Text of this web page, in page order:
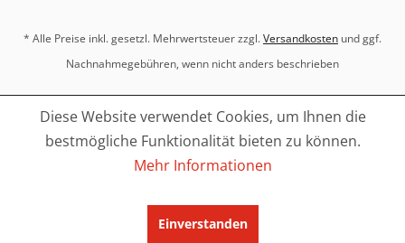
* Alle Preise inkl. gesetzl. Mehrwertsteuer zzgl.Versandkosten und ggf.
Nachnahmegebühren, wenn nicht anders beschrieben
Diese Website verwendet Cookies, um Ihnen die
bestmögliche Funktionalität bieten zu können.
Mehr Informationen
Einverstanden